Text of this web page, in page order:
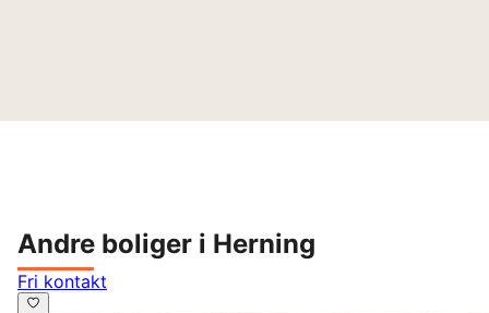
Andre boliger i Herning
Fri kontakt